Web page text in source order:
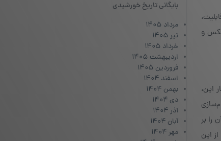
و
این،
را بر
این
بایگانی تاریخ خورشیدی
مرداد ۱۴۰۵
تیر ۱۴۰۵
خرداد ۱۴۰۵
اردیبهشت ۱۴۰۵
فروردین ۱۴۰۵
اسفند ۱۴۰۴
بهمن ۱۴۰۴
دی ۱۴۰۴
آذر ۱۴۰۴
آبان ۱۴۰۴
مهر ۱۴۰۴